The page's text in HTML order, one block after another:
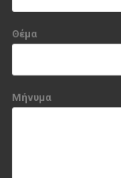
Θέμα
Μήνυμα